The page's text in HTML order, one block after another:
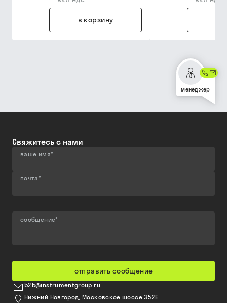
в корзину
менеджер
Свяжитесь с нами
ваше имя*
почта*
сообщение*
отправить сообщение
b2b@instrumentgroup.ru
Нижний Новгород, Московское шоссе 352Е